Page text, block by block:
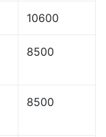
10600
8500
8500